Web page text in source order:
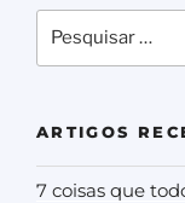
ARTIGOS
7 coisas que